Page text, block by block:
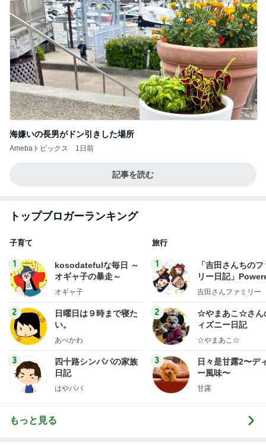
海嫌いの長男がドン引きした場所
Amebaトピックス 1日前
記事を読む
トップブロガーランキング
子育て
1
kosodatefulな毎日 ～
オギャ子の暴走～
オギャ子
2
日曜日は９時まで寝た
い。
あべかわ
3
四十路シンパパの家族
日記
はやパパ
旅行
1
「吉田さんちの
リー日記」
y Ameba 吉田さ
ログ
吉田さんファミリー
2
☆やまあこ☆さん
ィズニー日記
☆やまあこ☆
3
日々是甘露2〜デ
ー風味〜
甘露
もっと見る